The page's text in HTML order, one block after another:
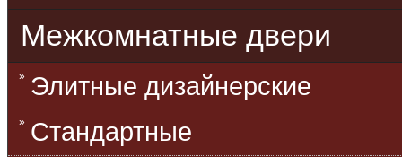
Межкомнатные двери
Элитные дизайнерские
Стандартные